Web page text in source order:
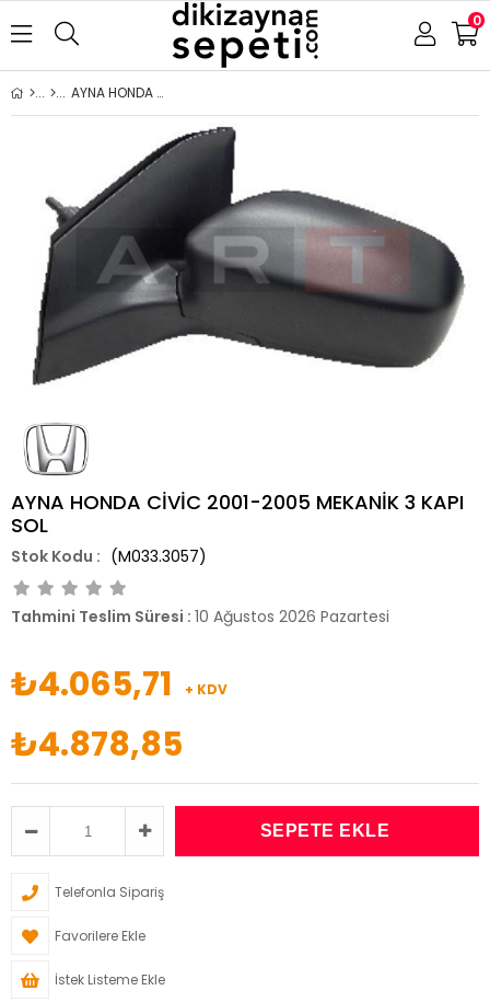
0
AYNA HONDA CİVİC 2001-2005 MEKANİK 3 KAPI SOL
AYNA HONDA CİVİC 2001-2005 MEKANİK 3 KAPI
SOL
(M033.3057)
Tahmini Teslim Süresi : 10 Ağustos 2026 Pazartesi
₺4.065,71 + KDV
₺4.878,85
Telefonla Sipariş
Favorilere Ekle
İstek Listeme Ekle